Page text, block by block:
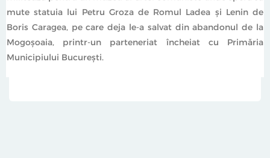
mute statuia lui Petru Groza de Romul Ladea și Lenin de
Boris Caragea, pe care deja le-a salvat din abandonul de la
Mogoșoaia, printr-un parteneriat încheiat cu Primăria
Municipiului București.